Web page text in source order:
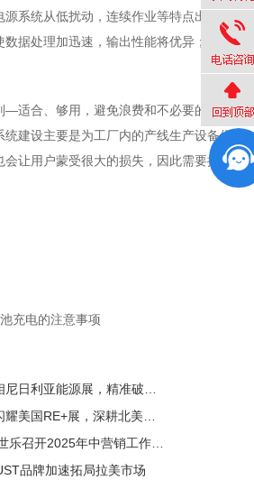
系统从低扰动，连续作业等特点出发，利
据处理加迅速，输出性能将优异；降低系
—适合、够用，避免浪费和不必要的成本提
建设主要是为工厂内的产线生产设备供
会让用户蒙受很大的损失，因此需要提供高
充电的注意事项
美世乐携定制光储方案亮相尼日利亚能源展，精准破解西非用电难题
美世乐携全场景光储方案闪耀美国RE+展，深耕北美赋能零碳转型
全面出击 冲刺卓越——美世乐召开2025年中营销工作会议
品牌加速拓局拉美市场